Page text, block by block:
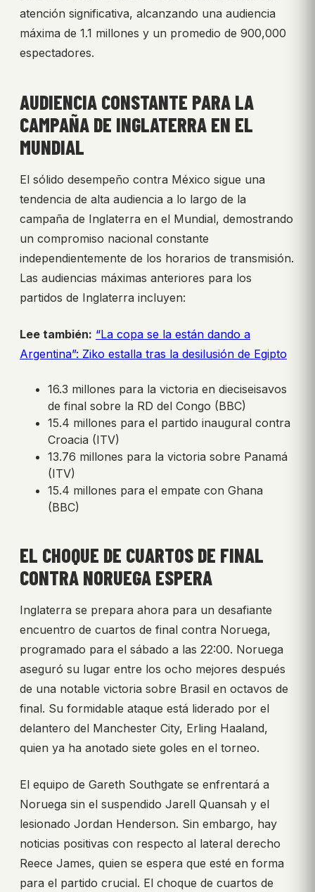
atención significativa, alcanzando una audiencia
máxima de 1.1 millones y un promedio de 900,000
espectadores.
AUDIENCIA CONSTANTE PARA LA
CAMPAÑA DE INGLATERRA EN EL
MUNDIAL
El sólido desempeño contra México sigue una
tendencia de alta audiencia a lo largo de la
campaña de Inglaterra en el Mundial, demostrando
un compromiso nacional constante
independientemente de los horarios de transmisión.
Las audiencias máximas anteriores para los
partidos de Inglaterra incluyen:
Lee también: “La copa se la están dando a
Argentina”: Ziko estalla tras la desilusión de Egipto
16.3 millones para la victoria en dieciseisavos
de final sobre la RD del Congo (BBC)
15.4 millones para el partido inaugural contra
Croacia (ITV)
13.76 millones para la victoria sobre Panamá
(ITV)
15.4 millones para el empate con Ghana
(BBC)
EL CHOQUE DE CUARTOS DE FINAL
CONTRA NORUEGA ESPERA
Inglaterra se prepara ahora para un desafiante
encuentro de cuartos de final contra Noruega,
programado para el sábado a las 22:00. Noruega
aseguró su lugar entre los ocho mejores después
de una notable victoria sobre Brasil en octavos de
final. Su formidable ataque está liderado por el
delantero del Manchester City, Erling Haaland,
quien ya ha anotado siete goles en el torneo.
El equipo de Gareth Southgate se enfrentará a
Noruega sin el suspendido Jarell Quansah y el
lesionado Jordan Henderson. Sin embargo, hay
noticias positivas con respecto al lateral derecho
Reece James, quien se espera que esté en forma
para el partido crucial. El choque de cuartos de